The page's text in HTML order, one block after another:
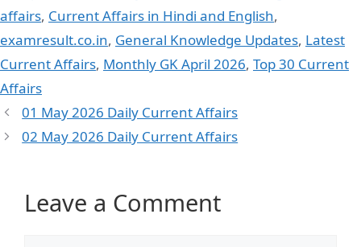
affairs, Current Affairs in Hindi and English,
examresult.co.in, General Knowledge Updates, Latest
Current Affairs, Monthly GK April 2026, Top 30 Current
Affairs
01 May 2026 Daily Current Affairs
02 May 2026 Daily Current Affairs
Leave a Comment